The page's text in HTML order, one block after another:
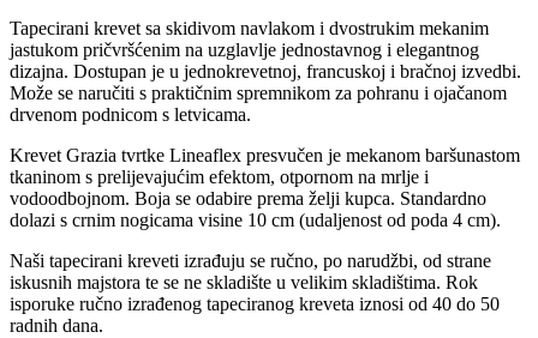
Tapecirani krevet sa skidivom navlakom i dvostrukim mekanim
jastukom pričvršćenim na uzglavlje jednostavnog i elegantnog
dizajna. Dostupan je u jednokrevetnoj, francuskoj i bračnoj izvedbi.
Može se naručiti s praktičnim spremnikom za pohranu i ojačanom
drvenom podnicom s letvicama.
Krevet Grazia tvrtke Lineaflex presvučen je mekanom baršunastom
tkaninom s prelijevajućim efektom, otpornom na mrlje i
vodoodbojnom. Boja se odabire prema želji kupca. Standardno
dolazi s crnim nogicama visine 10 cm (udaljenost od poda 4 cm).
Naši tapecirani kreveti izrađuju se ručno, po narudžbi, od strane
iskusnih majstora te se ne skladište u velikim skladištima. Rok
isporuke ručno izrađenog tapeciranog kreveta iznosi od 40 do 50
radnih dana.